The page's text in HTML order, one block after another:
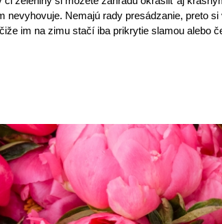
nevyhovuje. Nemajú rady presádzanie, preto
im na zimu stačí iba prikrytie slamou alebo